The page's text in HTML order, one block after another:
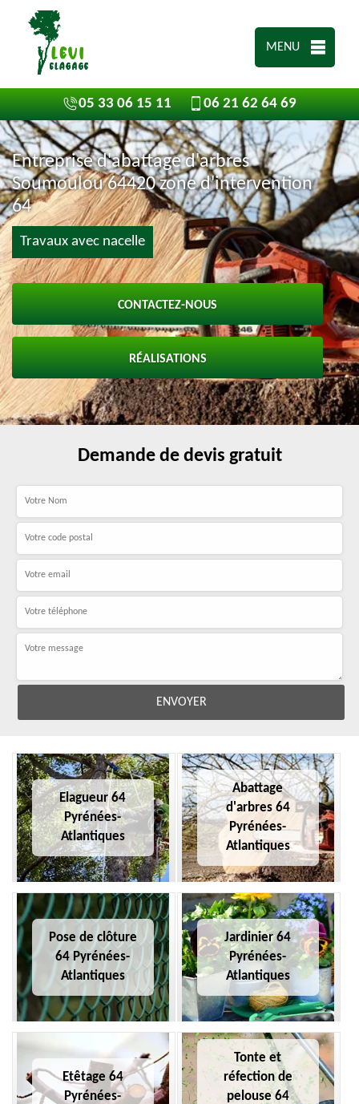
MENU
05 33 06 15 11 06 21 62 64 69
Entreprise d'abattage d'arbres
Soumoulou 64420 zone d'intervention
64
Travaux avec nacelle
CONTACTEZ-NOUS
RÉALISATIONS
Demande de devis gratuit
Elagueur 64
Pyrénées-
Atlantiques
Abattage
d'arbres 64
Pyrénées-
Atlantiques
Pose de clôture
64 Pyrénées-
Atlantiques
Jardinier 64
Pyrénées-
Atlantiques
Etêtage 64
Pyrénées-
Tonte et
réfection de
pelouse 64